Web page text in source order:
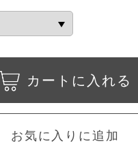
カートに入れる
お気に入りに追加